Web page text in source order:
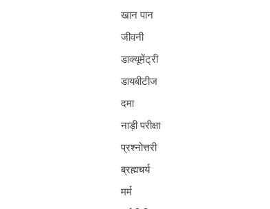
खान पान
जीवनी
डाक्यूमेंट्री
डायबीटीज
दमा
नाड़ी परीक्षा
प्रश्नोत्तरी
ब्रह्मचर्य
मर्म